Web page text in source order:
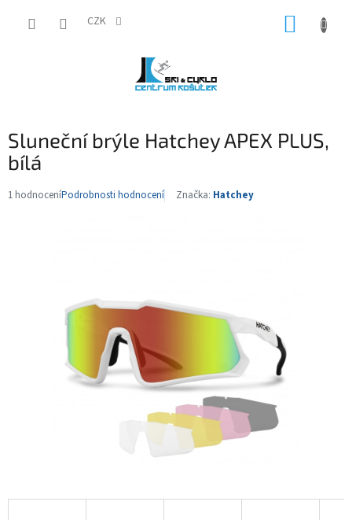
CZK
Sluneční brýle Hatchey APEX PLUS,
bílá
Průměrné
1 hodnoceníPodrobnosti hodnocení Značka: Hatchey